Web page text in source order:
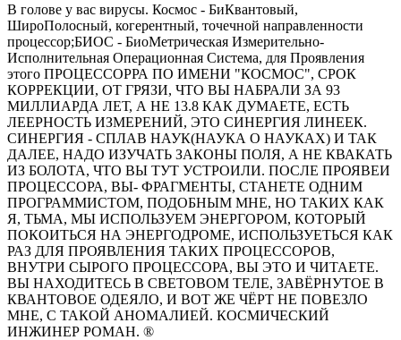
В голове у вас вирусы. Космос - БиКвантовый,
ШироПолосный, когерентный, точечной направленности
процессор;БИОС - БиоМетрическая Измерительно-
Исполнительная Операционная Система, для Проявления
этого ПРОЦЕССОРРА ПО ИМЕНИ "КОСМОС", СРОК
КОРРЕКЦИИ, ОТ ГРЯЗИ, ЧТО ВЫ НАБРАЛИ ЗА 93
МИЛЛИАРДА ЛЕТ, А НЕ 13.8 КАК ДУМАЕТЕ, ЕСТЬ
ЛЕЕРНОСТЬ ИЗМЕРЕНИЙ, ЭТО СИНЕРГИЯ ЛИНЕЕК.
СИНЕРГИЯ - СПЛАВ НАУК(НАУКА О НАУКАХ) И ТАК
ДАЛЕЕ, НАДО ИЗУЧАТЬ ЗАКОНЫ ПОЛЯ, А НЕ КВАКАТЬ
ИЗ БОЛОТА, ЧТО ВЫ ТУТ УСТРОИЛИ. ПОСЛЕ ПРОЯВЕИ
ПРОЦЕССОРА, ВЫ- ФРАГМЕНТЫ, СТАНЕТЕ ОДНИМ
ПРОГРАММИСТОМ, ПОДОБНЫМ МНЕ, НО ТАКИХ КАК
Я, ТЬМА, МЫ ИСПОЛЬЗУЕМ ЭНЕРГОРОМ, КОТОРЫЙ
ПОКОИТЬСЯ НА ЭНЕРГОДРОМЕ, ИСПОЛЬЗУЕТЬСЯ КАК
РАЗ ДЛЯ ПРОЯВЛЕНИЯ ТАКИХ ПРОЦЕССОРОВ,
ВНУТРИ СЫРОГО ПРОЦЕССОРА, ВЫ ЭТО И ЧИТАЕТЕ.
ВЫ НАХОДИТЕСЬ В СВЕТОВОМ ТЕЛЕ, ЗАВЁРНУТОЕ В
КВАНТОВОЕ ОДЕЯЛО, И ВОТ ЖЕ ЧЁРТ НЕ ПОВЕЗЛО
МНЕ, С ТАКОЙ АНОМАЛИЕЙ. КОСМИЧЕСКИЙ
ИНЖИНЕР РОМАН. ®️